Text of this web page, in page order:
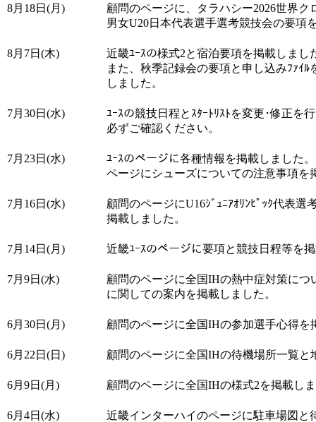
8月18日(月)
顧問のページに、タラハシー2026世界ク
男女U20日本代表選手選考競技会の要項
8月7日(木)
近畿ﾕｰｽの様式2と宿泊要項を掲載しまし
また、秋季記録会の要項と申し込みﾌｧｲﾙ
しました。
7月30日(水)
ﾕｰｽの競技日程とｽﾀｰﾄﾘｽﾄを変更･修正を行
必ずご確認ください。
7月23日(水)
ﾕｰｽのページに各種情報を掲載しました
ページにシューズについての注意事項を
7月16日(水)
顧問のページにU16ｼﾞｭﾆｱｵﾘﾝﾋﾟｯｸ代表選
掲載しました。
7月14日(月) 近畿ﾕｰｽのページに要項と競技日程等を掲
7月9日(水)
顧問のページに全国IHの熱中症対策につ
に関しての案内を掲載しました。
6月30日(月) 顧問のページに全国IHの参加選手心得を
6月22日(日) 顧問のページに全国IHの待機場所一覧と
6月9日(月) 顧問のページに全国IHの様式2を掲載しま
6月4日(水)
近畿インターハイのページに駐車場図と